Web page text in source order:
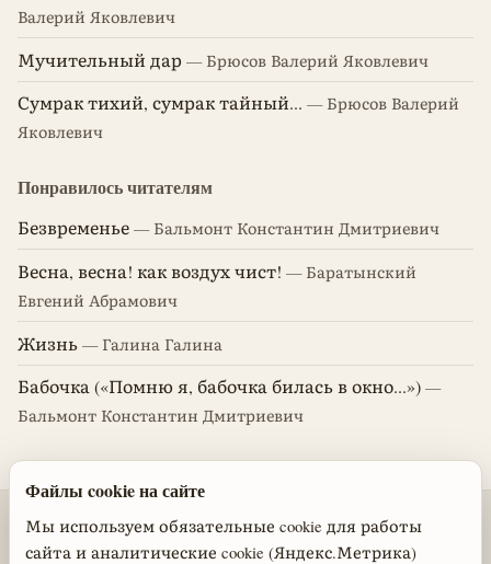
Валерий Яковлевич
Мучительный дар — Брюсов Валерий Яковлевич
Сумрак тихий, сумрак тайный... — Брюсов Валерий
Яковлевич
Понравилось читателям
Безвременье — Бальмонт Константин Дмитриевич
Весна, весна! как воздух чист! — Баратынский
Евгений Абрамович
Жизнь — Галина Галина
Бабочка («Помню я, бабочка билась в окно...») —
Бальмонт Константин Дмитриевич
© 2026 Стихотворения поэтов классиков
Политика обработки персональных данных·
Файлы cookie на сайте
Мы используем обязательные cookie для работы
сайта и аналитические cookie (Яндекс.Метрика)